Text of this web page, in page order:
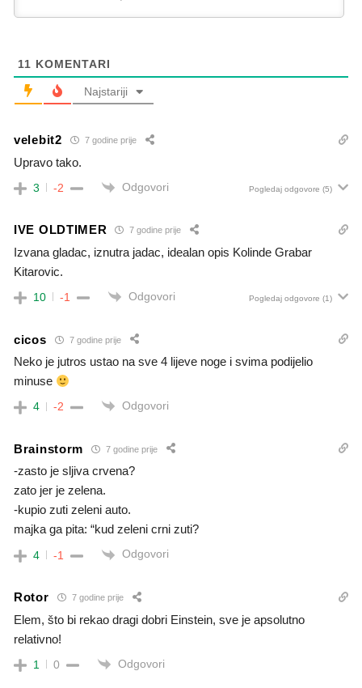
11 KOMENTARI
Najstariji
velebit2 7 godine prije
Upravo tako.
3 -2 Odgovori Pogledaj odgovore (5)
IVE OLDTIMER 7 godine prije
Izvana gladac, iznutra jadac, idealan opis Kolinde Grabar
Kitarovic.
10 -1 Odgovori Pogledaj odgovore (1)
cicos 7 godine prije
Neko je jutros ustao na sve 4 lijeve noge i svima podijelio
minuse
4 -2 Odgovori
Brainstorm 7 godine prije
-zasto je sljiva crvena?
zato jer je zelena.
-kupio zuti zeleni auto.
majka ga pita: “kud zeleni crni zuti?
4 -1 Odgovori
Rotor 7 godine prije
Elem, što bi rekao dragi dobri Einstein, sve je apsolutno
relativno!
1 0 Odgovori